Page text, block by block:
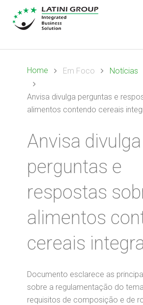
Home Em Foco Notícias
Anvisa divulga perguntas e
alimentos contendo cereais
Anvisa divulga
perguntas e
respostas
alimentos
cereais
Documento esclarece as
sobre a regulamentação do
requisitos de composição e de